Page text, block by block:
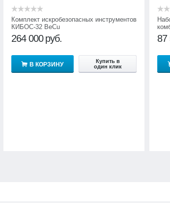
Комплект искробезопасных инструментов
КИБОС-32 BeCu
264 000 руб.
В КОРЗИНУ
Купить в
один клик
шт.)
87